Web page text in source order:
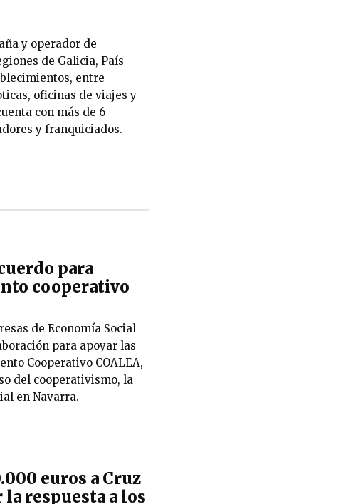
y operador de
de Galicia, País
entre
oficinas de viajes y
con más de 6
y franquiciados.
para
cooperativo
de Economía Social
para apoyar las
Cooperativo COALEA,
del cooperativismo, la
en Navarra.
euros a Cruz
la respuesta a los